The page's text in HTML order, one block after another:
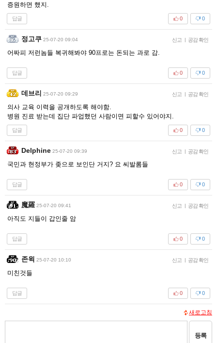
증원하면 했지.
답글 0
0
정고쿠 25-07-20 09:04 신고 | 공감 확인
어짜피 저런놈들 복귀해봐야 90프로는 돈되는 과로 감.
답글 0
0
데브리 25-07-20 09:29 신고 | 공감 확인
의사 교육 이력을 공개하도록 해야함.
병원 진료 받는데 집단 파업했던 사람이면 피할수 있어야지.
답글 0
0
Delphine 25-07-20 09:39 신고 | 공감 확인
국민과 현정부가 좆으로 보인단 거지? 요 씨발롬들
답글 0
0
魔羅 25-07-20 09:41 신고 | 공감 확인
아직도 지들이 갑인줄 암
답글 0
0
존윅 25-07-20 10:10 신고 | 공감 확인
미친것들
답글 0
0
새로고침
등록